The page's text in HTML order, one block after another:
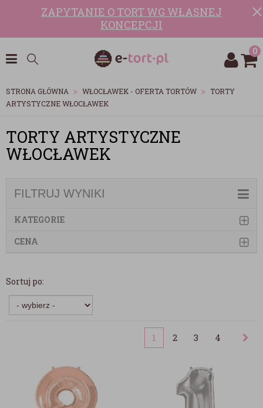
ZAPYTANIE O TORT WG WŁASNEJ
KONCEPCJI
0
STRONA GŁÓWNA WŁOCŁAWEK - OFERTA TORTÓW
TORTY
ARTYSTYCZNE WŁOCŁAWEK
TORTY ARTYSTYCZNE
WŁOCŁAWEK
FILTRUJ WYNIKI
KATEGORIE
CENA
Sortuj po:
1 2 3 4